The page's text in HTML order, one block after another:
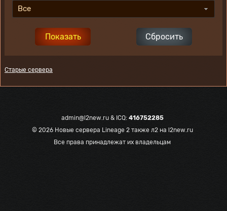
Все
Старые сервера
admin@l2new.ru& ICQ: 416752285
© 2026 Новые сервера Lineage 2 также л2 на l2new.ru
Все права принадлежат их владельцам